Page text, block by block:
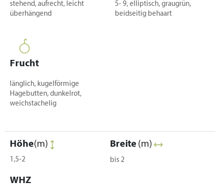
stehend, aufrecht, leicht
überhängend
5- 9, elliptisch, graugrün,
beidseitig behaart
Frucht
länglich, kugelförmige
Hagebutten, dunkelrot,
weichstachelig
Höhe(m)
1,5-2
Breite (m)
bis 2
WHZ